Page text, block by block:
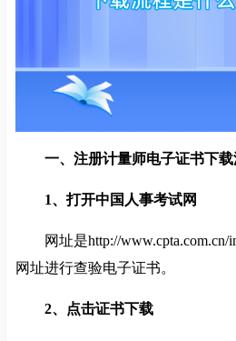
一、注册计量师电子证书下载
1、打开中国人事考试网
网址是http://www.cpta.com.cn/
网址进行查验电子证书。
2、点击证书下载